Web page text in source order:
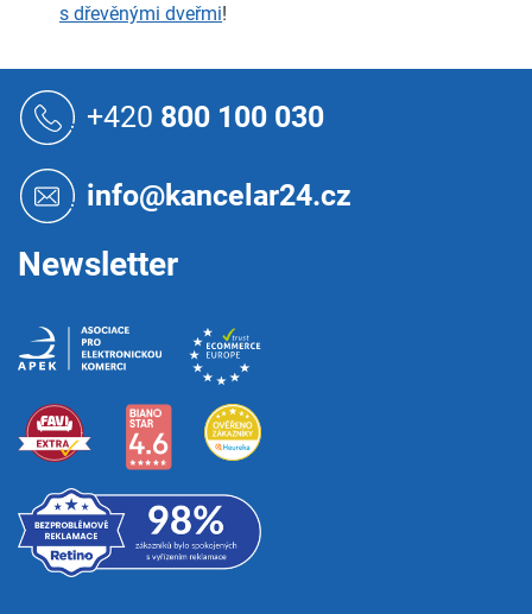
s dřevěnými dveřmi!
+420 800 100 030
info@kancelar24.cz
Newsletter